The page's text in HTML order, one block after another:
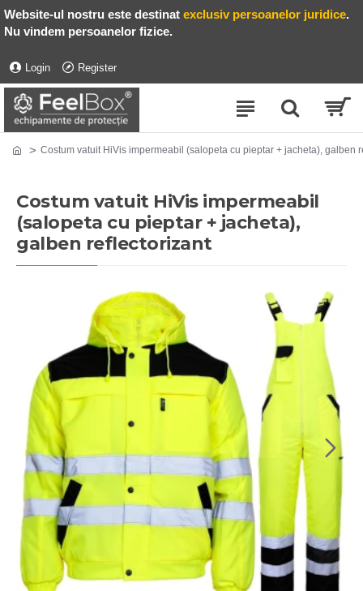
Website-ul nostru este destinat exclusiv persoanelor juridice.
Nu vindem persoanelor fizice.
Login Register
Costum vatuit HiVis impermeabil (salopeta cu pieptar + jacheta), galben
Costum vatuit HiVis impermeabil
(salopeta cu pieptar + jacheta),
galben reflectorizant